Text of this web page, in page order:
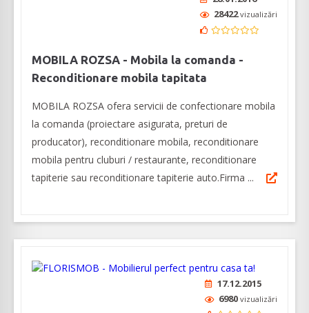
28422vizualizări
MOBILA ROZSA - Mobila la comanda -
Reconditionare mobila tapitata
MOBILA ROZSA ofera servicii de confectionare mobila
la comanda (proiectare asigurata, preturi de
producator), reconditionare mobila, reconditionare
mobila pentru cluburi / restaurante, reconditionare
tapiterie sau reconditionare tapiterie auto.Firma ...
17.12.2015
6980 vizualizări